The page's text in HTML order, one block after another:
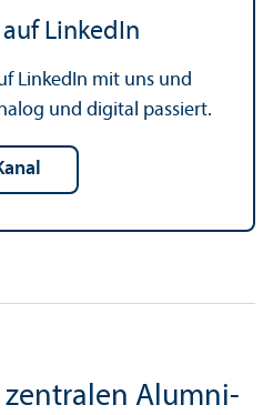
LinkedIn
LinkedIn mit uns und
und digital passiert.
zentralen Alumni­